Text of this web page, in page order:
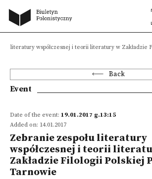
literatury współczesnej i teorii literatury w Zakładzie
Back
Event
Date of the event: 19.01.2017 g.13:15
Added on: 14.01.2017
Zebranie zespołu literatury
współczesnej i teorii
Zakładzie Filologii Polskiej
Tarnowie